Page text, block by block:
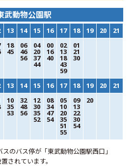
武動物公園駅
13 14 15 16 17 18 19 20 21
18
45
06
46
56
04
20
37
44
00
16
40
02
13
18
43
59
01
21
30
13 14 15 16 17 18 19 20 21
10
35
53
32
48
56
12
30
35
52
08
34
47
54
05
10
20
35
51
55
09
13
22
30
54
20
のバス停が「東武動物公園駅西口」
されています。